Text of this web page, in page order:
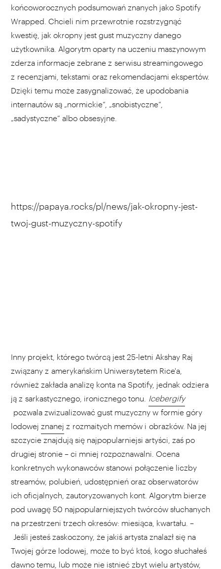
końcoworocznych podsumowań znanych jako Spotify
Wrapped. Chcieli nim przewrotnie rozstrzygnąć
kwestię, jak okropny jest gust muzyczny danego
użytkownika. Algorytm oparty na uczeniu maszynowym
zderza informacje zebrane z serwisu streamingowego
z recenzjami, tekstami oraz rekomendacjami ekspertów.
Dzięki temu może zasygnalizować, że upodobania
internautów są „normickie”, „snobistyczne”,
„sadystyczne” albo obsesyjne.
https://papaya.rocks/pl/news/jak-okropny-jest-
twoj-gust-muzyczny-spotify
Inny projekt, którego twórcą jest 25-letni Akshay Raj
związany z amerykańskim Uniwersytetem Rice'a,
również zakłada analizę konta na Spotify, jednak odziera
ją z sarkastycznego, ironicznego tonu.
Icebergify
pozwala zwizualizować gust muzyczny w formie góry
lodowej znanej z rozmaitych memów i obrazków. Na jej
szczycie znajdują się najpopularniejsi artyści, zaś po
drugiej stronie – ci mniej rozpoznawalni. Ocena
konkretnych wykonawców stanowi połączenie liczby
streamów, polubień, udostępnień oraz obserwatorów
ich oficjalnych, zautoryzowanych kont. Algorytm bierze
pod uwagę 50 najpopularniejszych twórców słuchanych
na przestrzeni trzech okresów: miesiąca, kwartału. –
Jeśli jesteś zaskoczony, że jakiś artysta znalazł się na
Twojej górze lodowej, może to być ktoś, kogo słuchałeś
dawno temu, lub może nie istnieć zbyt wielu artystów,